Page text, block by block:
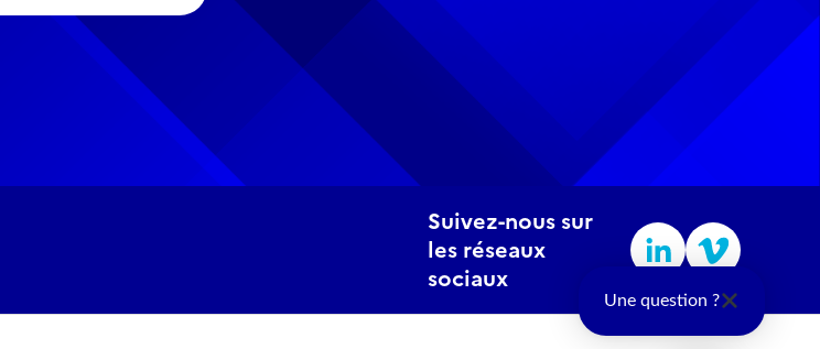
Suivez-nous sur
les réseaux
sociaux
Une question ?